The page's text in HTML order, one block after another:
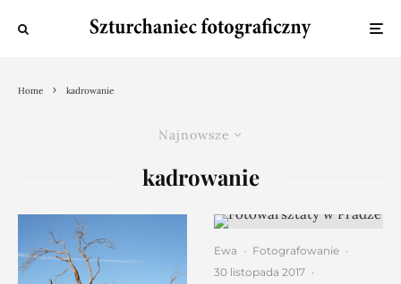
Home kadrowanie
Najnowsze
kadrowanie
Ewa · Fotografowanie ·
30 listopada 2017 ·